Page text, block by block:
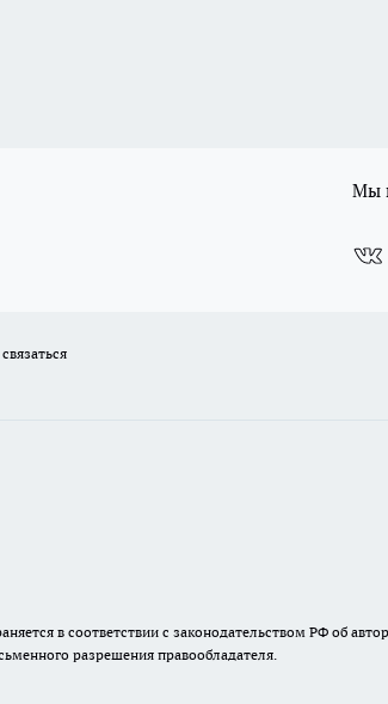
Мы
в соответствии с законодательством РФ об
разрешения правообладателя.